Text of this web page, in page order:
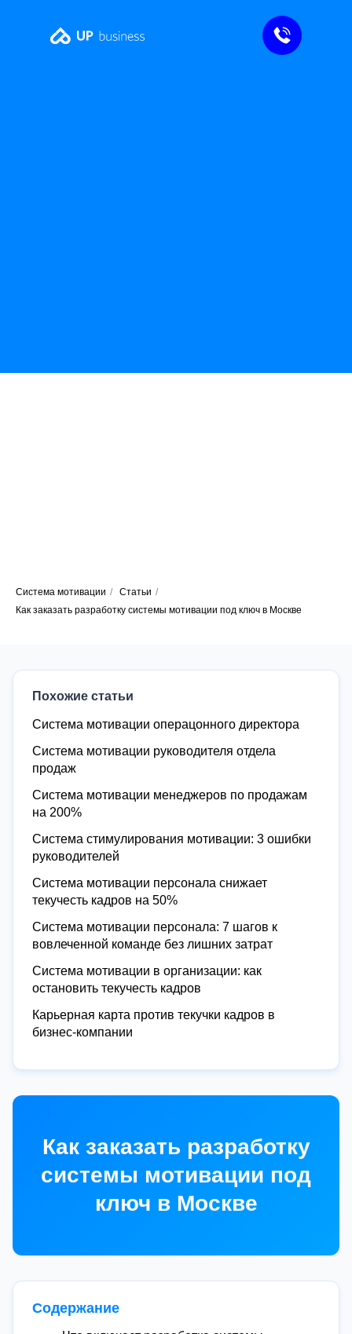
Система мотивации / Статьи /
Как заказать разработку системы мотивации под ключ в Москве
Похожие статьи
Система мотивации операцонного директора
Система мотивации руководителя отдела
продаж
Система мотивации менеджеров по продажам
на 200%
Система стимулирования мотивации: 3 ошибки
руководителей
Система мотивации персонала снижает
текучесть кадров на 50%
Система мотивации персонала: 7 шагов к
вовлеченной команде без лишних затрат
Система мотивации в организации: как
остановить текучесть кадров
Карьерная карта против текучки кадров в
бизнес-компании
Как заказать разработку
системы мотивации под
ключ в Москве
Содержание